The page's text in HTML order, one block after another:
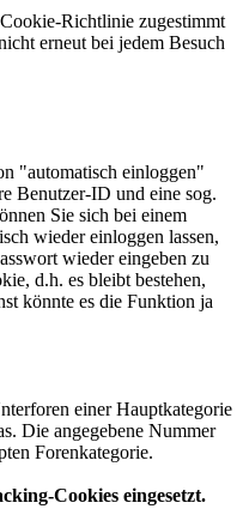
Richtlinie zugestimmt
erneut bei jedem Besuch
"automatisch einloggen"
Benutzer-ID und eine sog.
Sie sich bei einem
wieder einloggen lassen,
wieder eingeben zu
d.h. es bleibt bestehen,
könnte es die Funktion ja
einer Hauptkategorie
Die angegebene Nummer
Forenkategorie.
Cookies eingesetzt.